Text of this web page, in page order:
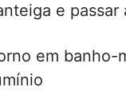
e passar
em banho-